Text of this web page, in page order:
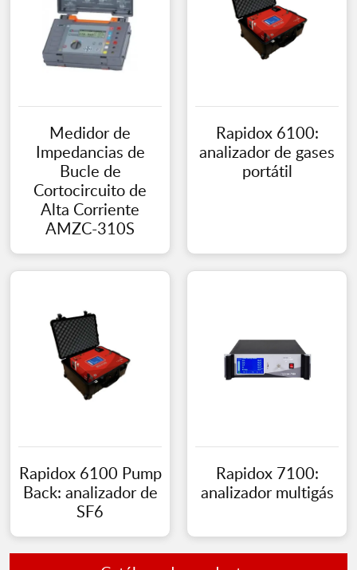
Medidor de
Impedancias de
Bucle de
Cortocircuito de
Alta Corriente
AMZC-310S
Rapidox 6100:
analizador de gases
portátil
Rapidox 6100 Pump
Back: analizador de
SF6
Rapidox 7100:
analizador multigás